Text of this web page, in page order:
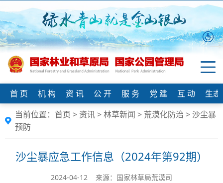
首 页 机 构 资 讯 公 开 服 务 党 建 互 动
生
当前位置： 首页 > 资讯>林草新闻 > 荒漠化防治 > 沙尘暴
预防
沙尘暴应急工作信息（2024年第92期）
2024-04-12 来源：国家林草局荒漠司